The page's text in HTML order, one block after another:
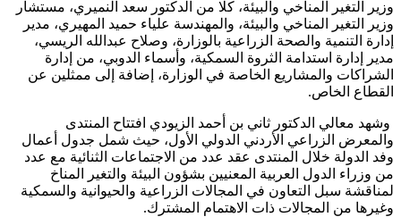
وزير التغير المناخي والبيئة، كلا من الدكتور سعد النميري، مستشار
وزير التغير المناخي والبيئة، والمهندسة علياء حميد المهيري، مدير
إدارة التنمية والصحة الزراعية بالوزارة، وصلاح عبدالله الريسي،
مدير إدارة استدامة الثروة السمكية، وأسماء الدوبي، من إدارة
الشراكات والمشاريع الخاصة في الوزارة، إضافة إلى ممثلين عن
القطاع الخاص.
وشهد معالي الدكتور ثاني بن أحمد الزيودي افتتاح المنتدى
والمعرض الزراعي الأردني الدولي الأول، حيث شمل جدول أعمال
وفد الدولة خلال المنتدى عقد عدد من الاجتماعات الثنائية مع عدد
من وزراء الدول العربية المعنيين بشؤون البيئة والتغير المناخ
لمناقشة سبل التعاون في المجالات الزراعية والحيوانية والسمكية
وغيرها من المجالات ذات الاهتمام المشترك.